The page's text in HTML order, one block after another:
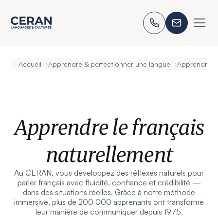
Accueil ›Apprendre & perfectionner une langue ›Apprendre
Apprendre le français
naturellement
Au CERAN, vous développez des réflexes naturels pour
parler français avec fluidité, confiance et crédibilité —
dans des situations réelles. Grâce à notre méthode
immersive, plus de 200 000 apprenants ont transformé
leur manière de communiquer depuis 1975.